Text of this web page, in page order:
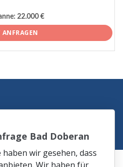
22.000 €
ANFRAGEN
Bad Doberan
wir gesehen, dass